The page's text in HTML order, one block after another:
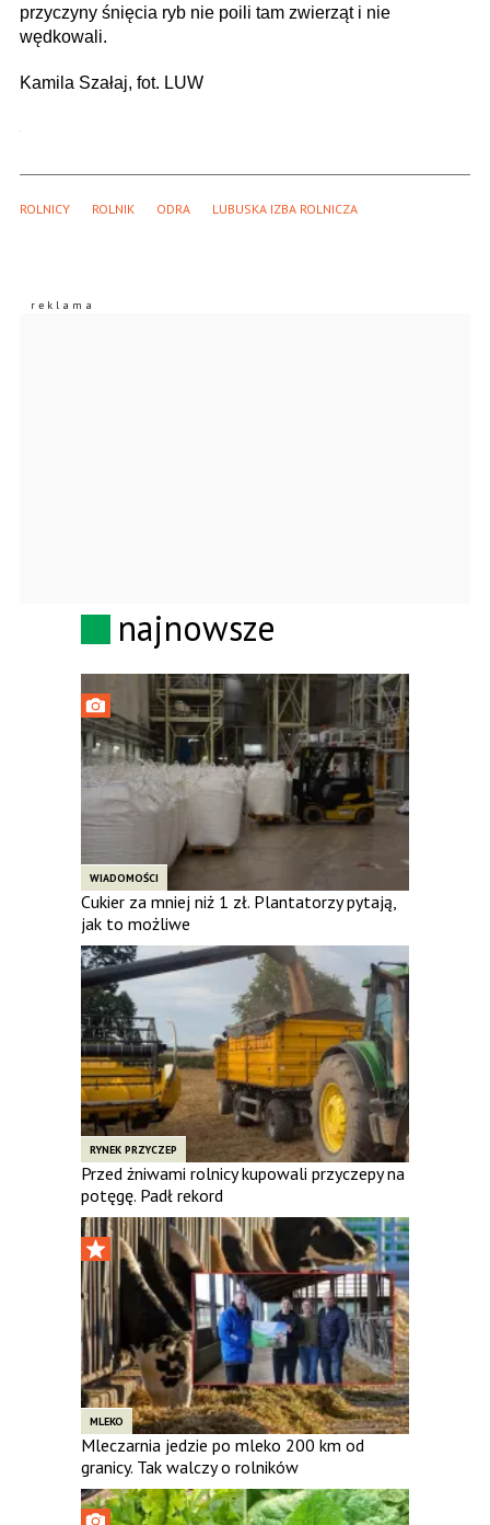
przyczyny śnięcia ryb nie poili tam zwierząt i nie
wędkowali.
Kamila Szałaj, fot. LUW
ROLNICY ROLNIK ODRA LUBUSKA IZBA ROLNICZA
najnowsze
WIADOMOŚCI
Cukier za mniej niż 1 zł. Plantatorzy pytają,
jak to możliwe
RYNEK PRZYCZEP
Przed żniwami rolnicy kupowali przyczepy na
potęgę. Padł rekord
MLEKO
Mleczarnia jedzie po mleko 200 km od
granicy. Tak walczy o rolników